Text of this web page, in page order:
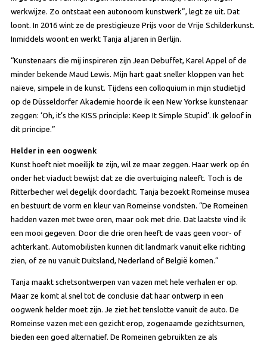
werkwijze. Zo ontstaat een autonoom kunstwerk”, legt ze uit. Dat
loont. In 2016 wint ze de prestigieuze Prijs voor de Vrije Schilderkunst.
Inmiddels woont en werkt Tanja al jaren in Berlijn.
“Kunstenaars die mij inspireren zijn Jean Debuffet, Karel Appel of de
minder bekende Maud Lewis. Mijn hart gaat sneller kloppen van het
naïeve, simpele in de kunst. Tijdens een colloquium in mijn studietijd
op de Düsseldorfer Akademie hoorde ik een New Yorkse kunstenaar
zeggen: ‘Oh, it’s the KISS principle: Keep It Simple Stupid’. Ik geloof in
dit principe.”
Helder in een oogwenk
Kunst hoeft niet moeilijk te zijn, wil ze maar zeggen. Haar werk op én
onder het viaduct bewijst dat ze die overtuiging naleeft. Toch is de
Ritterbecher wel degelijk doordacht. Tanja bezoekt Romeinse musea
en bestuurt de vorm en kleur van Romeinse vondsten. “De Romeinen
hadden vazen met twee oren, maar ook met drie. Dat laatste vind ik
een mooi gegeven. Door die drie oren heeft de vaas geen voor- of
achterkant. Automobilisten kunnen dit landmark vanuit elke richting
zien, of ze nu vanuit Duitsland, Nederland of België komen.”
Tanja maakt schetsontwerpen van vazen met hele verhalen er op.
Maar ze komt al snel tot de conclusie dat haar ontwerp in een
oogwenk helder moet zijn. Je ziet het tenslotte vanuit de auto. De
Romeinse vazen met een gezicht erop, zogenaamde gezichtsurnen,
bieden een goed alternatief. De Romeinen gebruikten ze als